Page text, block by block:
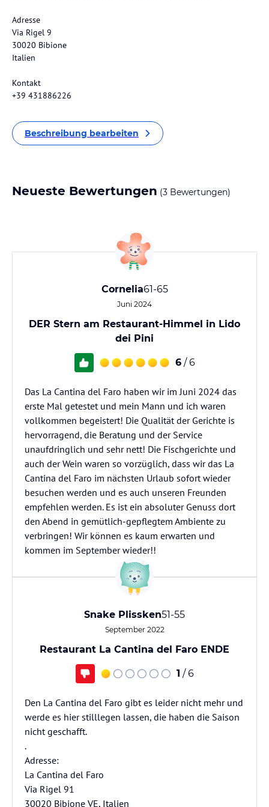
Adresse
Via Rigel 9
30020 Bibione
Italien
Kontakt
+39 431886226
Beschreibung bearbeiten
Neueste Bewertungen (3 Bewertungen)
Cornelia61-65
Juni 2024
DER Stern am Restaurant-Himmel in Lido
dei Pini
6 / 6
Das La Cantina del Faro haben wir im Juni 2024 das
erste Mal getestet und mein Mann und ich waren
vollkommen begeistert! Die Qualität der Gerichte is
hervorragend, die Beratung und der Service
unaufdringlich und sehr nett! Die Fischgerichte und
auch der Wein waren so vorzüglich, dass wir das La
Cantina del Faro im nächsten Urlaub sofort wieder
besuchen werden und es auch unseren Freunden
empfehlen werden. Es ist ein absoluter Genuss dort
den Abend in gemütlich-gepflegtem Ambiente zu
verbringen! Wir können es kaum erwarten und
kommen im September wieder!!
Snake Plissken51-55
September 2022
Restaurant La Cantina del Faro ENDE
1 / 6
Den La Cantina del Faro gibt es leider nicht mehr und
werde es hier stilllegen lassen, die haben die Saison
nicht geschafft.
.
Adresse:
La Cantina del Faro
Via Rigel 91
30020 Bibione VE, Italien